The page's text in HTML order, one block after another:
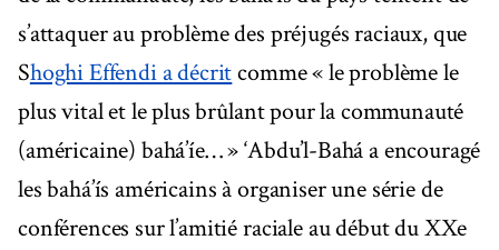
s’attaquer au problème des préjugés raciaux, que
Shoghi Effendi a décritcomme « le problème le
plus vital et le plus brûlant pour la communauté
(américaine) bahá’íe… » ‘Abdu’l-Bahá a encouragé
les bahá’ís américains à organiser une série de
conférences sur l’amitié raciale au début du XXe